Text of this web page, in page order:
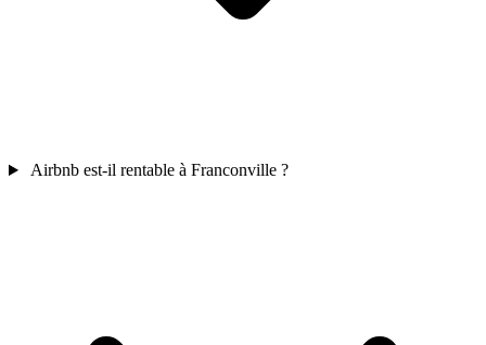
Airbnb est-il rentable à Franconville ?